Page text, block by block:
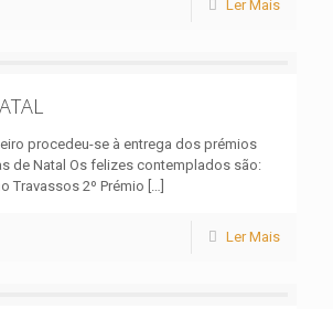
Ler Mais
procedeu-se à entrega dos prémios
de Natal Os felizes contemplados são:
Travassos 2º Prémio […]
Ler Mais